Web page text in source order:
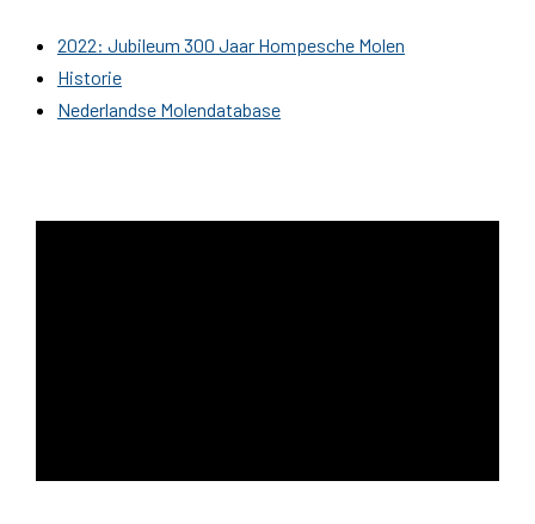
2022: Jubileum 300 Jaar Hompesche Molen
Historie
Nederlandse Molendatabase